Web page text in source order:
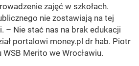
zajęć w szkołach.
nie zostawiają na tej
– Nie stać nas na brak edukacji
portalowi money.pl dr hab. Piotr
Merito we Wrocławiu.